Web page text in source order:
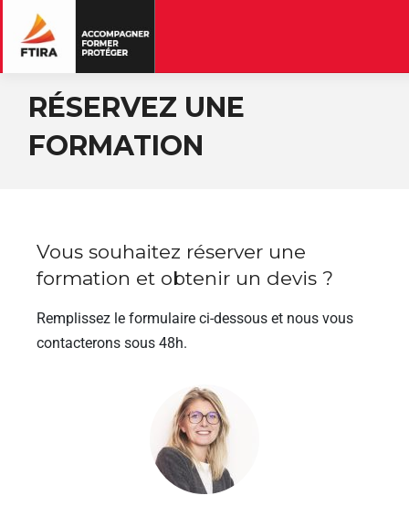
RÉSERVEZ UNE
FORMATION
Vous souhaitez réserver une
formation et obtenir un devis ?
Remplissez le formulaire ci-dessous et nous vous
contacterons sous 48h.